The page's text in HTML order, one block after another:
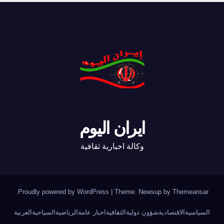
ايران اليوم
وكالة اخبارية ثقافية
Proudly powered by WordPress Theme: Newsup by Themeansar
.
السياسية الاقتصاديةشؤون دولية الثقافية اخبار عامة الرياضية السياحية العربية